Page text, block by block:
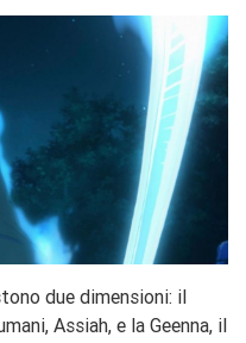
due dimensioni: il
Assiah, e la Geenna, il